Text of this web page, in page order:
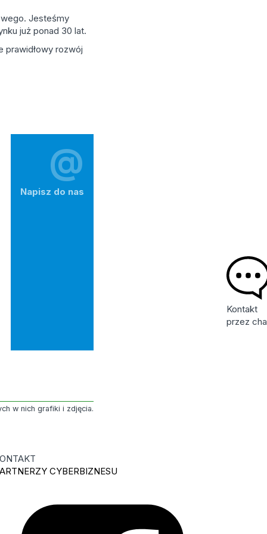
Jesteśmy
już ponad 30 lat.
rozwój
@
Napisz do nas
w nich grafiki i zdjęcia.
Kontakt
przez
CYBERBIZNESU